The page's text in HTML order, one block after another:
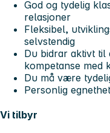
God og tydelig
relasjoner
Fleksibel,
selvstendig
Du bidrar aktivt til
kompetanse med
Du må være
Personlig
Vi tilbyr